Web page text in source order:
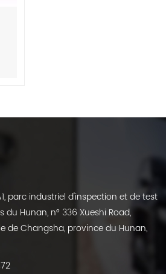
parc industriel d'inspection et de test
Hunan, n° 336 Xueshi Road,
de Changsha, province du Hunan,